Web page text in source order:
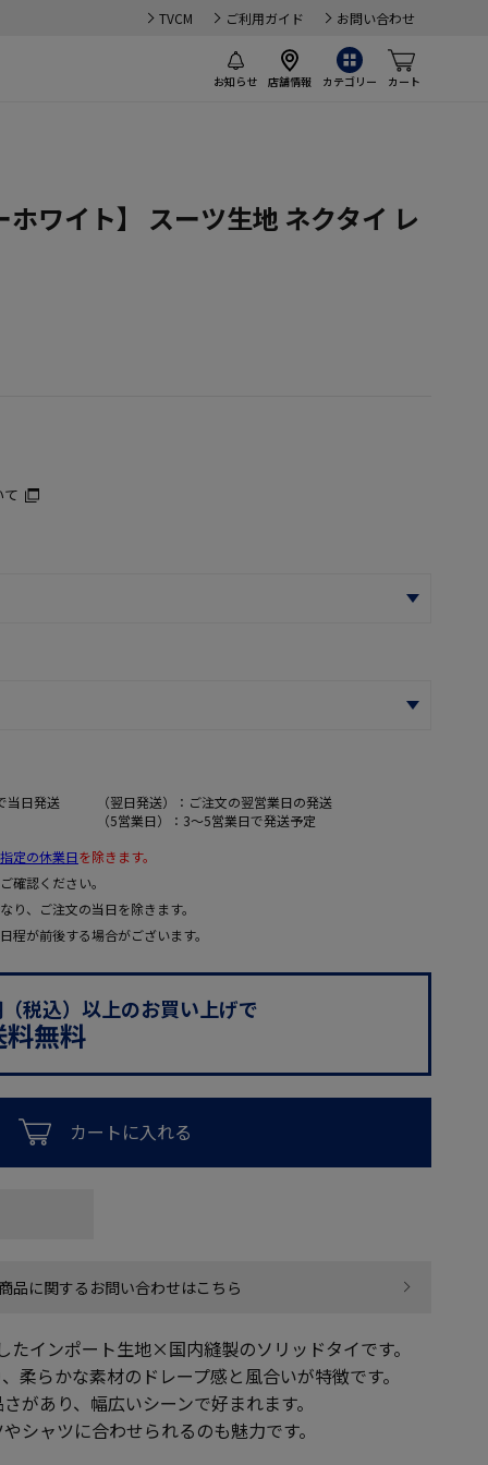
TVCM ご利用ガイド お問い合わせ
お知らせ 店舗情報 カテゴリー カート
ホワイト】 スーツ生地 ネクタイ レ
て
当日発送
（翌日発送）：ご注文の翌営業日の発送
（5営業日）：3～5営業日で発送予定
定の休業日を除きます。
確認ください。
、ご注文の当日を除きます。
が前後する場合がございます。
税込）以上のお買い上げで
無料
カートに入れる
品に関するお問い合わせはこちら
たインポート生地×国内縫製のソリッドタイです。
柔らかな素材のドレープ感と風合いが特徴です。
があり、幅広いシーンで好まれます。
シャツに合わせられるのも魅力です。